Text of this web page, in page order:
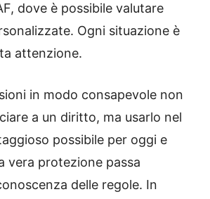
dove è possibile valutare
Ogni situazione è
attenzione.
in modo consapevole non
a un diritto, ma usarlo nel
possibile per oggi e
vera protezione passa
delle regole. In